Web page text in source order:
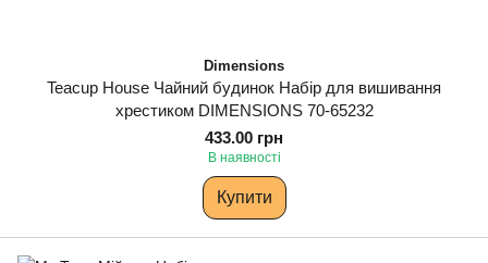
Dimensions
Teacup House Чайний будинок Набір для вишивання
хрестиком DIMENSIONS 70-65232
433.00 грн
В наявності
Купити